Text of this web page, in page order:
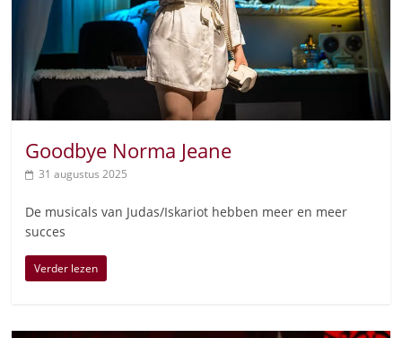
Goodbye Norma Jeane
31 augustus 2025
De musicals van Judas/Iskariot hebben meer en meer
succes
Verder lezen